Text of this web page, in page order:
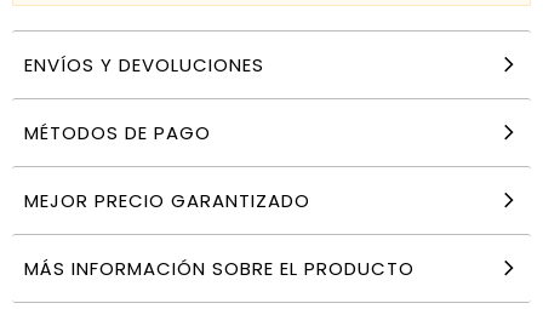
ENVÍOS Y DEVOLUCIONES
MÉTODOS DE PAGO
MEJOR PRECIO GARANTIZADO
MÁS INFORMACIÓN SOBRE EL PRODUCTO
Unidad Color Negro
8,23€
AÑADIR
PRODUCTOS SIMILARES